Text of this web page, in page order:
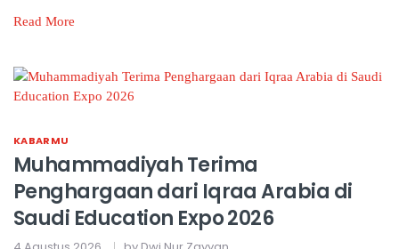
Read More
KABARMU
Muhammadiyah Terima
Penghargaan dari Iqraa Arabia di
Saudi Education Expo 2026